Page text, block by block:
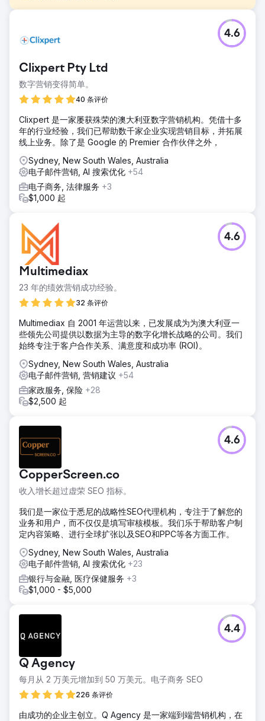
挑战在于从现有客户那里获得更多的销售，因为去年现有客户
的销售额有所下降。
解决方案
我们根据受众所处的业务购买周期，对他们进行细分。
结果
第一个月，我们从现有客户那里获得的销售收入大幅增加了
300%。这得益于社交媒体、谷歌广告和电子邮件营销。
前往营销公司页面
Clixpert Pty Ltd
数字营销变得简单。
40 条评价
4.6
Clixpert 是一家屡获殊荣的澳大利亚数字营销机构。凭借十多
年的行业经验，我们已帮助数千家企业实现营销目标，并拓展
线上业务。除了是 Google 的 Premier 合作伙伴之外，
Sydney, New South Wales, Australia
电子邮件营销, AI 搜索优化 +54
电子商务, 法律服务 +3
$1,000 起
Multimediax
23 年的绩效营销成功经验。
32 条评价
4.6
Multimediax 自 2001 年运营以来，已发展成为为澳大利亚一
些领先公司提供以数据为主导的数字化增长战略的公司。我们
始终专注于客户合作关系、满意度和成功率 (ROI)。
Sydney, New South Wales, Australia
电子邮件营销, 营销建议 +54
家政服务, 保险 +28
$2,500 起
CopperScreen.co
收入增长超过虚荣 SEO 指标。
4.6
我们是一家位于悉尼的战略性SEO代理机构，专注于了解您的
业务和用户，而不仅仅是填写审核模板。我们乐于帮助客户制
定内容策略、进行全球扩张以及SEO和PPC等各方面工作。
Sydney, New South Wales, Australia
电子邮件营销, AI 搜索优化 +23
银行与金融, 医疗保健服务 +3
$1,000 - $5,000
Q Agency
每月从 2 万美元增加到 50 万美元。电子商务 SEO
226 条评价
4.4
由成功的企业主创立。Q Agency 是一家端到端营销机构，在